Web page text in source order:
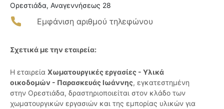
Ορεστιάδα, Αναγεννήσεως 28
Εμφάνιση αριθμού τηλεφώνου
Σχετικά με την εταιρεία:
Η εταιρεία Χωματουργικές εργασίες - Υλικά
οικοδομών - Παρασκευάς Ιωάννης, εγκατεστημένη
στην Ορεστιάδα, δραστηριοποιείται στον κλάδο των
χωματουργικών εργασιών και της εμπορίας υλικών για